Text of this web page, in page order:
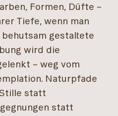
Formen, Düfte –
Tiefe, wenn man
gestaltete
wird die
– weg vom
Naturpfade
statt
statt